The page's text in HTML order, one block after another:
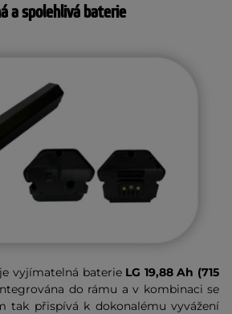
a spolehlivá baterie
vyjímatelná baterie LG 19,88 Ah (715
do rámu a v kombinaci se
tak přispívá k dokonalému vyvážení